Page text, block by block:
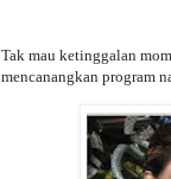
Tak mau ketinggalan
mencanangkan program